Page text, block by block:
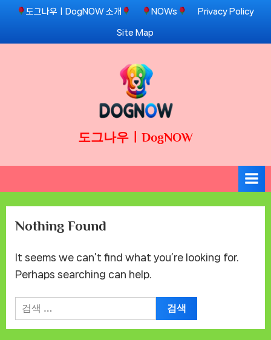
Skip
content
도그나우ㅣDogNOW 소개 NOWs Privacy Policy
Site Map
도그나우ㅣDogNOW
Nothing Found
It seems we can’t find what you’re looking for.
Perhaps searching can help.
검
색: